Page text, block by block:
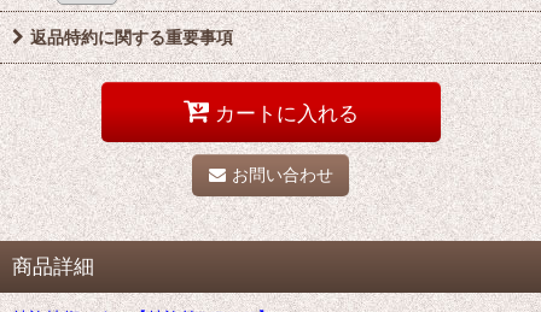
返品特約に関する重要事項
カートに入れる
お問い合わせ
商品詳細